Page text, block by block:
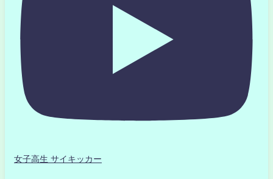
女子高生 サイキッカー